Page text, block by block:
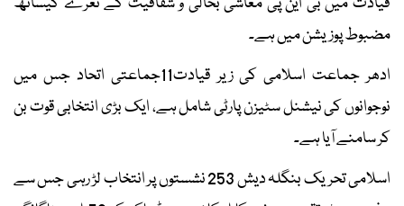
مضبوط پوزیشن میں ہے۔
ادھر جماعت اسلامی کی زیر قیادت11جماعتی اتحاد جس میں
نوجوانوں کی نیشنل سٹیزن پارٹی شامل ہے، ایک بڑی انتخابی قوت بن
کر سامنے آیا ہے۔
اسلامی تحریک بنگلہ دیش 253 نشستوں پر انتخاب لڑ رہی جس سے